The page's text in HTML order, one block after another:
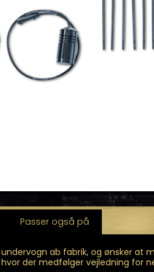
Passer også på
ab fabrik, og ønsker at
der medfølger vejledning for